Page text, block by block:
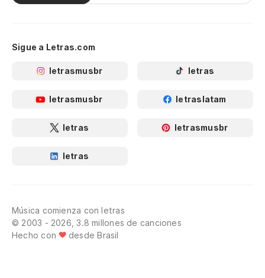
Sigue a Letras.com
letrasmusbr letras
letrasmusbr letraslatam
letras letrasmusbr
letras
Música comienza con letras
© 2003 - 2026, 3.8 millones de canciones
Hecho con
desde Brasil